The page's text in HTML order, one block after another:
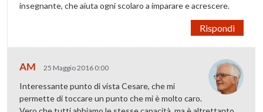
insegnante, che aiuta ogni scolaro a imparare e acrescere.
Rispondi
AM 25 Maggio 2016 0:00
Interessante punto di vista Cesare, che mi
permette di toccare un punto che mi è molto caro.